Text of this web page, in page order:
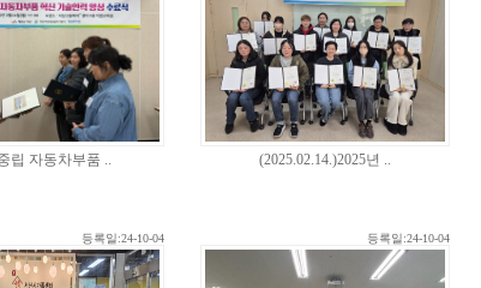
립 자동차부품 .. (2025.02.14.)2025년 ..
등록일:24-10-04 등록일:24-10-04